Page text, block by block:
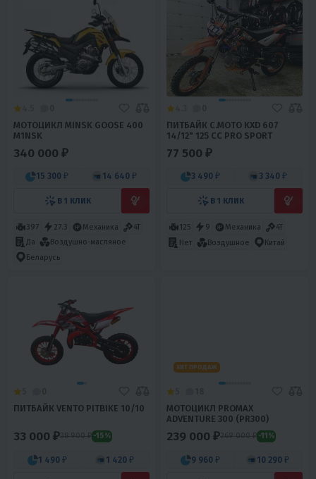
МОТОЦИКЛ MINSK GOOSE 400
M1NSK
340 000 ₽
15 300 ₽ 14 640 ₽
В 1 КЛИК
397 27.3 Механика
4T
Да
Воздушно-масляное
Беларусь
ПИТБАЙК С.МОТО KXD 607
14/12" 125 CC PRO SPORT
77 500 ₽
3 490 ₽ 3 340 ₽
В 1 КЛИК
125 9 Механика
4T
Нет
Воздушное Китай
ПИТБАЙК VENTO PITBIKE 10/10
33 000 ₽38 900 ₽ -15%
1 490 ₽ 1 420 ₽
ХИТ ПРОДАЖ
МОТОЦИКЛ PROMAX
ADVENTURE 300 (PR300)
239 000 ₽269 000 ₽ -11%
9 960 ₽ 10 290 ₽